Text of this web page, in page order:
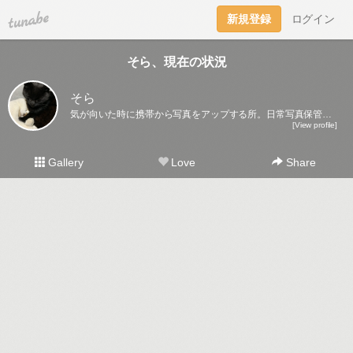
tuna.be 新規登録 ログイン
そら、現在の状況
そら
気が向いた時に携帯から写真をアップする所。日常写真保管庫になるかな～。
[View profile]
Gallery Love Share